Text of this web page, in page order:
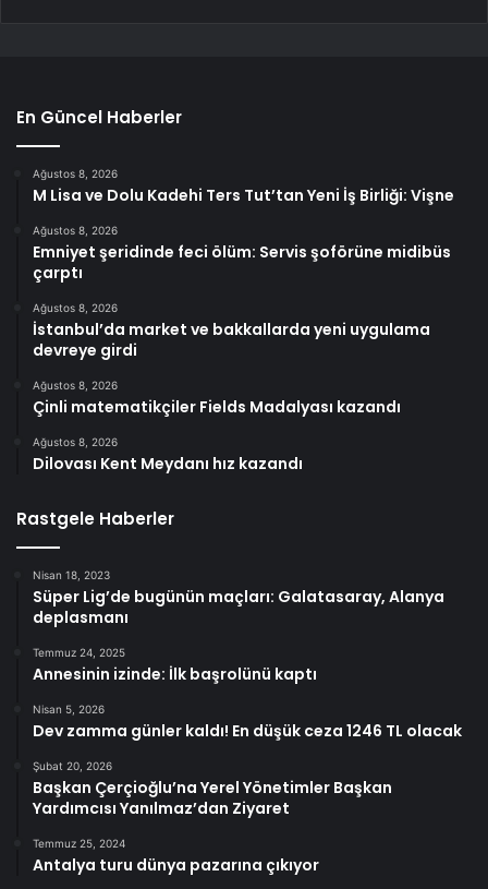
En Güncel Haberler
Ağustos 8, 2026
M Lisa ve Dolu Kadehi Ters Tut’tan Yeni İş Birliği: Vişne
Ağustos 8, 2026
Emniyet şeridinde feci ölüm: Servis şoförüne midibüs
çarptı
Ağustos 8, 2026
İstanbul’da market ve bakkallarda yeni uygulama
devreye girdi
Ağustos 8, 2026
Çinli matematikçiler Fields Madalyası kazandı
Ağustos 8, 2026
Dilovası Kent Meydanı hız kazandı
Rastgele Haberler
Nisan 18, 2023
Süper Lig’de bugünün maçları: Galatasaray, Alanya
deplasmanı
Temmuz 24, 2025
Annesinin izinde: İlk başrolünü kaptı
Nisan 5, 2026
Dev zamma günler kaldı! En düşük ceza 1246 TL olacak
Şubat 20, 2026
Başkan Çerçioğlu’na Yerel Yönetimler Başkan
Yardımcısı Yanılmaz’dan Ziyaret
Temmuz 25, 2024
Antalya turu dünya pazarına çıkıyor